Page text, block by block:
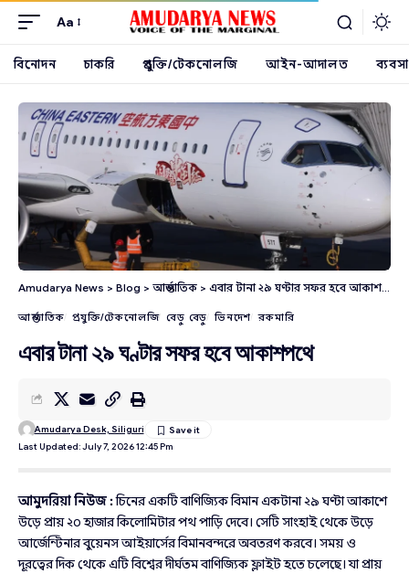
Aa
বিনোদন চাকরি প্রযুক্তি/টেকনোলজি আইন-আদালত ব্যবসা
Amudarya News > Blog > আন্তর্জাতিক > এবার টানা ২৯ ঘণ্টার সফর হবে আকাশপথে
আন্তর্জাতিক প্রযুক্তি/টেকনোলজি বেড়ু বেড়ু ভিনদেশ রকমারি
এবার টানা ২৯ ঘণ্টার সফর হবে আকাশপথে
Last Updated: July 7, 2026 12:45 Pm
Amudarya Desk, Siliguri
আমুদরিয়া নিউজ :চিনের একটি বাণিজ্যিক বিমান একটানা ২৯ ঘণ্টা আকাশে
উড়ে প্রায় ২০ হাজার কিলোমিটার পথ পাড়ি দেবে। সেটি সাংহাই থেকে উড়ে
আর্জেন্টিনার বুয়েনস আইয়ার্সের বিমানবন্দরে অবতরণ করবে। সময় ও
দূরত্বের দিক থেকে এটি বিশ্বের দীর্ঘতম বাণিজ্যিক ফ্লাইট হতে চলেছে। যা প্রায়